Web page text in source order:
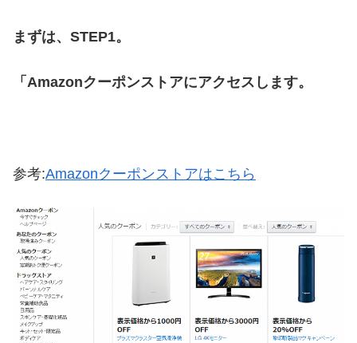
まずは、STEP1。
「Amazonクーポンストアにアクセスします。
参考:Amazonクーポンストアはこちら